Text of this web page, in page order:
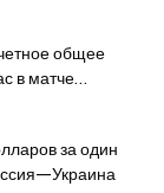
общее
в матче
за один